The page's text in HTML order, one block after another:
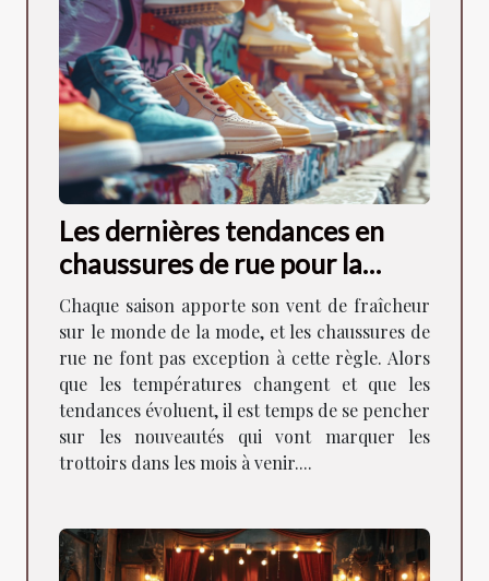
Les dernières tendances en
chaussures de rue pour la
saison à venir
Chaque saison apporte son vent de fraîcheur
sur le monde de la mode, et les chaussures de
rue ne font pas exception à cette règle. Alors
que les températures changent et que les
tendances évoluent, il est temps de se pencher
sur les nouveautés qui vont marquer les
trottoirs dans les mois à venir....